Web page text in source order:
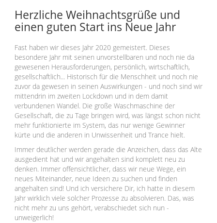
Herzliche Weihnachtsgrüße und
einen guten Start ins Neue Jahr
Fast haben wir dieses Jahr 2020 gemeistert. Dieses
besondere Jahr mit seinen unvorstellbaren und noch nie da
gewesenen Herausforderungen, persönlich, wirtschaftlich,
gesellschaftlich... Historisch für die Menschheit und noch nie
zuvor da gewesen in seinen Auswirkungen - und noch sind wir
mittendrin im zweiten Lockdown und in dem damit
verbundenen Wandel. Die große Waschmaschine der
Gesellschaft, die zu Tage bringen wird, was längst schon nicht
mehr funktionierte im System, das nur wenige Gewinner
kürte und die anderen in Unwissenheit und Trance hielt.
Immer deutlicher werden gerade die Anzeichen, dass das Alte
ausgedient hat und wir angehalten sind komplett neu zu
denken. Immer offensichtlicher, dass wir neue Wege, ein
neues Miteinander, neue Ideen zu suchen und finden
angehalten sind! Und ich versichere Dir, ich hatte in diesem
Jahr wirklich viele solcher Prozesse zu absolvieren. Das, was
nicht mehr zu uns gehört, verabschiedet sich nun -
unweigerlich!